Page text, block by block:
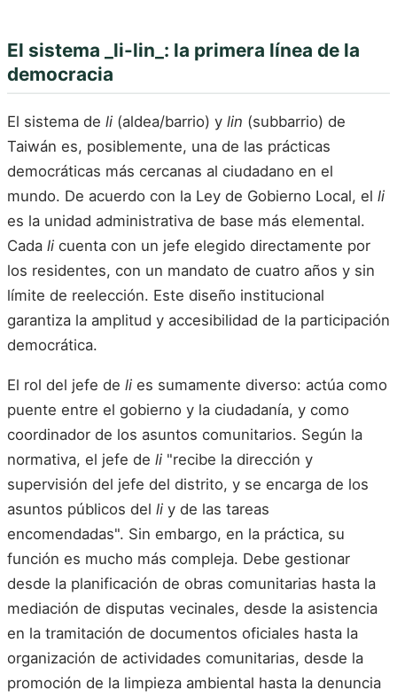
El sistema _li-lin_: la primera línea de la
democracia
El sistema de li (aldea/barrio) y lin (subbarrio) de
Taiwán es, posiblemente, una de las prácticas
democráticas más cercanas al ciudadano en el
mundo. De acuerdo con la Ley de Gobierno Local, el li
es la unidad administrativa de base más elemental.
Cada li cuenta con un jefe elegido directamente por
los residentes, con un mandato de cuatro años y sin
límite de reelección. Este diseño institucional
garantiza la amplitud y accesibilidad de la participación
democrática.
El rol del jefe de li es sumamente diverso: actúa como
puente entre el gobierno y la ciudadanía, y como
coordinador de los asuntos comunitarios. Según la
normativa, el jefe de li "recibe la dirección y
supervisión del jefe del distrito, y se encarga de los
asuntos públicos del li y de las tareas
encomendadas". Sin embargo, en la práctica, su
función es mucho más compleja. Debe gestionar
desde la planificación de obras comunitarias hasta la
mediación de disputas vecinales, desde la asistencia
en la tramitación de documentos oficiales hasta la
organización de actividades comunitarias, desde la
promoción de la limpieza ambiental hasta la denuncia